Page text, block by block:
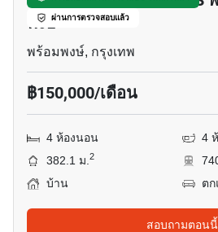
ผ่านการตรวจสอบแล้ว
พงษ์
พร้อมพงษ์, กรุงเทพ
฿150,000/เดือน
4 ห้องนอน
4
382.1 ม.2
บ้าน
ต
สอบถามตอนนี้